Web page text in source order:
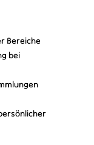
Bereiche
bei